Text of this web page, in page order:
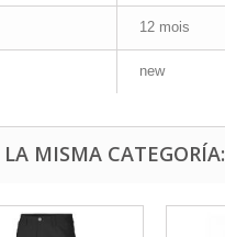
12 mois
new
MISMA CATEGORÍA: